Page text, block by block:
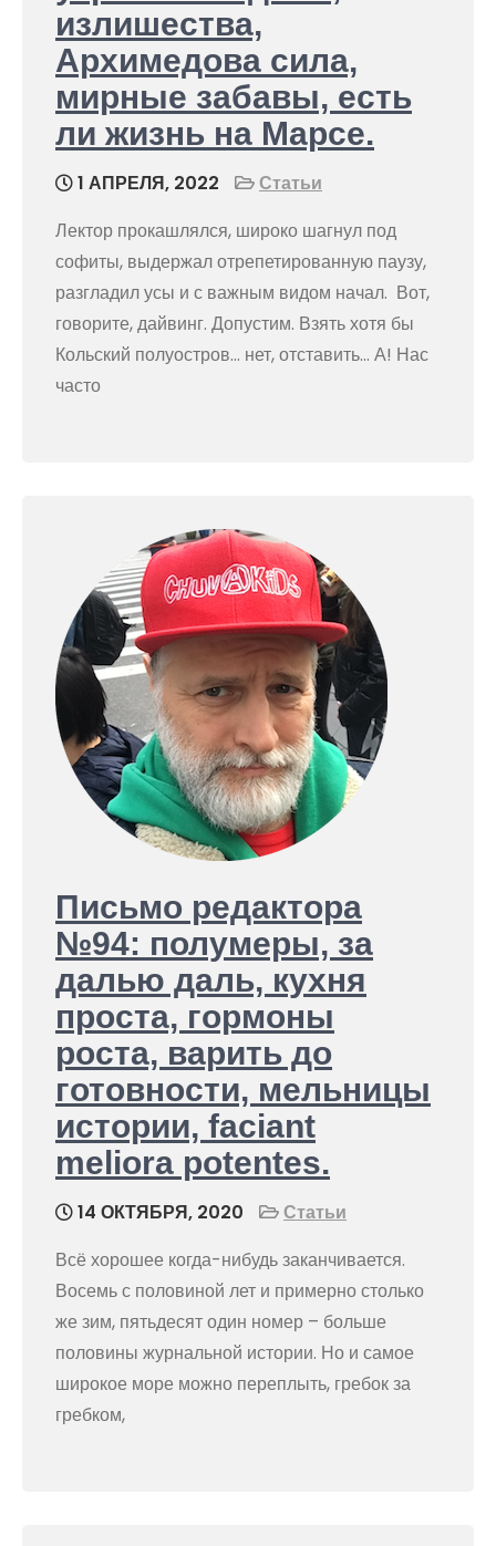
излишества,
Архимедова сила,
мирные забавы, есть
ли жизнь на Марсе.
1 АПРЕЛЯ, 2022
Статьи
Лектор прокашлялся, широко шагнул под
софиты, выдержал отрепетированную паузу,
разгладил усы и с важным видом начал. Вот,
говорите, дайвинг. Допустим. Взять хотя бы
Кольский полуостров… нет, отставить… А! Нас
часто
Письмо редактора
№94: полумеры, за
далью даль, кухня
проста, гормоны
роста, варить до
готовности, мельницы
истории, faciant
meliora potentes.
14 ОКТЯБРЯ, 2020
Статьи
Всё хорошее когда-нибудь заканчивается.
Восемь с половиной лет и примерно столько
же зим, пятьдесят один номер – больше
половины журнальной истории. Но и самое
широкое море можно переплыть, гребок за
гребком,